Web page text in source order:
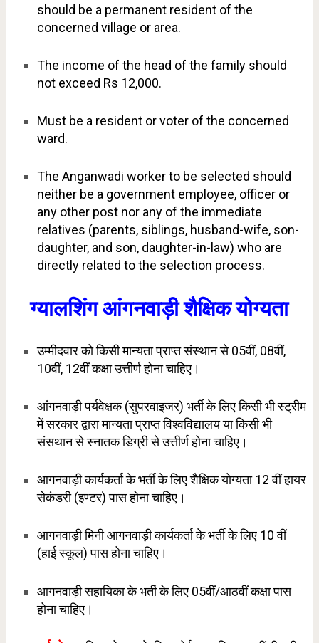
should be a permanent resident of the
concerned village or area.
The income of the head of the family should
not exceed Rs 12,000.
Must be a resident or voter of the concerned
ward.
The Anganwadi worker to be selected should
neither be a government employee, officer or
any other post nor any of the immediate
relatives (parents, siblings, husband-wife, son-
daughter, and son, daughter-in-law) who are
directly related to the selection process.
ग्यालशिंग आंगनवाड़ी शैक्षिक योग्यता
उम्मीदवार को किसी मान्यता प्राप्त संस्थान से 05वीं, 08वीं,
10वीं, 12वीं कक्षा उत्तीर्ण होना चाहिए।
आंगनवाड़ी पर्यवेक्षक (सुपरवाइजर) भर्ती के लिए किसी भी स्ट्रीम
में सरकार द्वारा मान्यता प्राप्त विश्वविद्यालय या किसी भी
संसथान से स्नातक डिग्री से उत्तीर्ण होना चाहिए।
आगनवाड़ी कार्यकर्ता के भर्ती के लिए शैक्षिक योग्यता 12 वीं हायर
सेकंडरी (इण्टर) पास होना चाहिए।
आगनवाड़ी मिनी आगनवाड़ी कार्यकर्ता के भर्ती के लिए 10 वीं
(हाई स्कूल) पास होना चाहिए।
आगनवाड़ी सहायिका के भर्ती के लिए 05वीं/आठवीं कक्षा पास
होना चाहिए।